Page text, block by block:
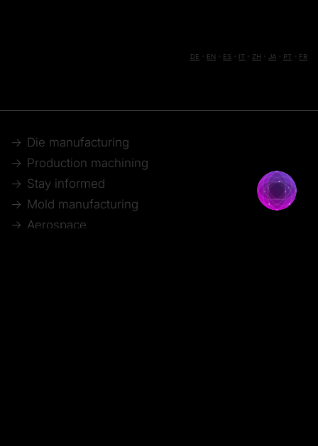
DE EN ES IT ZH JA PT FR
Die manufacturing
Production machining
Stay informed
Mold manufacturing
Aerospace